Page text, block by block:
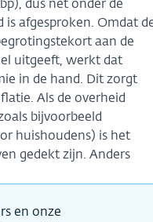
dus net onder de
is afgesproken. Omdat
aan de
uitgeeft, werkt dat
in de hand. Dit zorgt
Als de overheid
bijvoorbeeld
huishoudens) is het
gedekt zijn. Anders
en onze